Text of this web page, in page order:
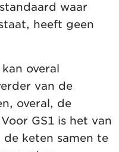
waar
heeft geen
overal
van de
overal, de
GS1 is het van
keten samen te